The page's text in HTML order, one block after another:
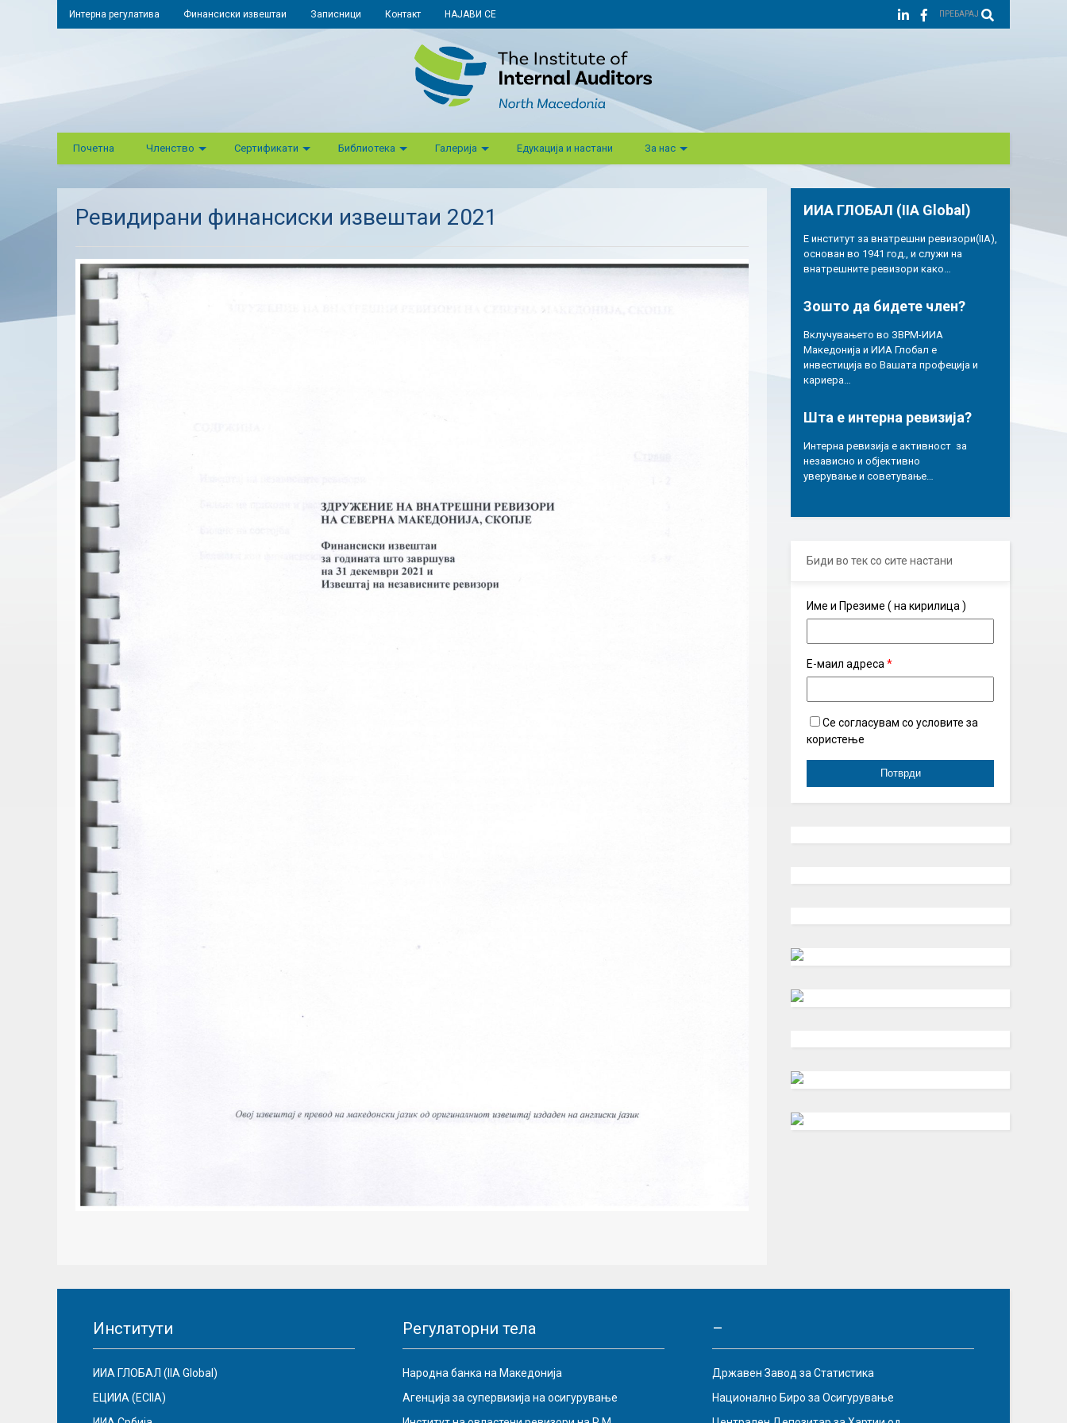
Интерна регулатива Финансиски извештаи Записници Контакт НАЈАВИ СЕ ПРЕБАРАЈ
Почетна Членство Сертификати Библиотека Галерија Едукација и настани За нас
Ревидирани финансиски извештаи 2021 ИИА ГЛОБАЛ (IIA Global)
Е институт за внатрешни ревизори(IIA),
основан во 1941 год., и служи на
внатрешните ревизори како…
Зошто да бидете член?
Вклучувањето во ЗВРМ-ИИА
Македонија и ИИА Глобал е
инвестиција во Вашата профеција и
кариера…
Шта е интерна ревизија?
Интерна ревизија е активност за
независно и објективно
уверување и советување…
Биди во тек со сите настани
Име и Презиме ( на кирилица )
Е-маил адреса *
Се согласувам со условите за
користење
Институти
ИИА ГЛОБАЛ (IIA Global)
ЕЦИИА (ECIIA)
Регулаторни тела
Народна банка на Македонија
Агенција за супервизија на осигурување
–
Државен Завод за Статистика
Национално Биро за Осигурување